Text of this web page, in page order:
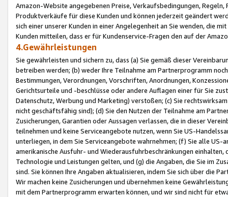
Amazon-Website angegebenen Preise, Verkaufsbedingungen,
Produktverkäufe für diese Kunden und können jederzeit geändert
sich einer unserer Kunden in einer Angelegenheit an Sie wenden, die
Kunden mitteilen, dass er für Kundenservice-Fragen den auf der
4.Gewährleistungen
Sie gewährleisten und sichern zu, dass (a) Sie gemäß dieser
betreiben werden; (b) weder Ihre Teilnahme am Partnerprogramm
Bestimmungen, Verordnungen, Vorschriften, Anordnungen,
Gerichtsurteile und -beschlüsse oder andere Auflagen einer für Sie
Datenschutz, Werbung und Marketing) verstoßen; (c) Sie
nicht geschäftsfähig sind); (d) Sie den Nutzen der Teilnahme am
Zusicherungen, Garantien oder Aussagen verlassen, die in dieser
teilnehmen und keine Serviceangebote nutzen, wenn Sie US-
unterliegen, in dem Sie Serviceangebote wahrnehmen; (f) Sie alle
amerikanische Ausfuhr- und Wiederausfuhrbeschränkungen
Technologie und Leistungen gelten, und (g) die Angaben, die Sie im
sind. Sie können Ihre Angaben aktualisieren, indem Sie sich über die
Wir machen keine Zusicherungen und übernehmen keine
mit dem Partnerprogramm erwarten können, und wir sind nicht für